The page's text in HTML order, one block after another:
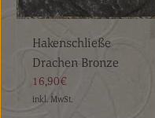
Hakenschließe
Drachen Bronze
16,90€
inkl. MwSt.